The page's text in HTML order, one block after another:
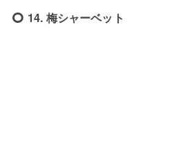
14. 梅シャーベット